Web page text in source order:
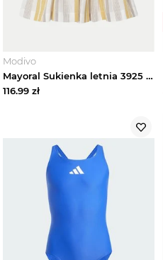
Dresy dziecięce
Bluzy i polary
Jeansy i
Kombinezony
Komplety dziecięce
Kurtki i płaszcze
Modivo
Mayoral Sukienka letnia 3925 Żółty Regular Fit
116.99 zł